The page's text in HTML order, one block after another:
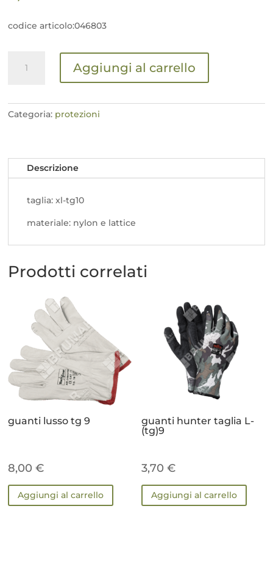
codice articolo:046803
linea
tg10
Aggiungi al carrello
Categoria: protezioni
Descrizione
taglia: xl-tg10
materiale: nylon e lattice
Prodotti correlati
guanti lusso tg 9
8,00€
Aggiungi al carrello
guanti hunter taglia L-
(tg)9
3,70€
Aggiungi al carrello